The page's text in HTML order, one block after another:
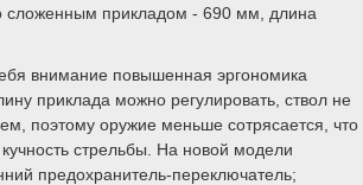
сложенным прикладом - 690 мм, длина
внимание повышенная эргономика
приклада можно регулировать, ствол не
поэтому оружие меньше сотрясается, что
стрельбы. На новой модели
предохранитель-переключатель;